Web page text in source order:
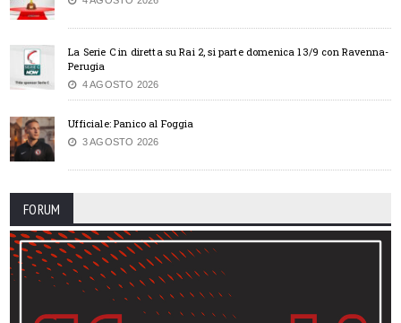
La Serie C in diretta su Rai 2, si parte domenica 13/9 con Ravenna-
Perugia
4 AGOSTO 2026
Ufficiale: Panico al Foggia
3 AGOSTO 2026
FORUM